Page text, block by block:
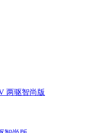
两驱智尚版